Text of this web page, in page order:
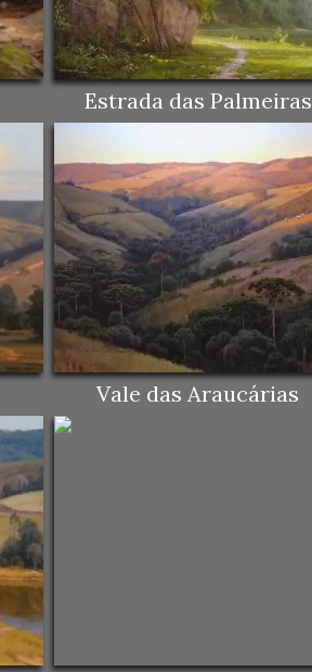
Estrada das Palmeiras
Vale das Araucárias